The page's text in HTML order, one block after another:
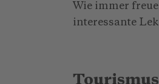
Wie immer
interessante